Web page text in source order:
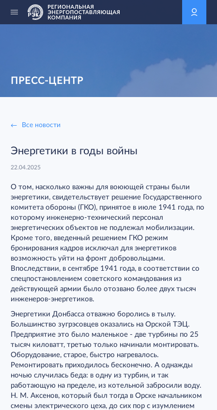
ПРЕСС-ЦЕНТР
Все новости
Энергетики в годы войны
22.04.2025
О том, насколько важны для воюющей страны были
энергетики, свидетельствует решение Государственного
комитета обороны (ГКО), принятое в июле 1941 года, по
которому инженерно-технический персонал
энергетических объектов не подлежал мобилизации.
Кроме того, введенный решением ГКО режим
бронирования кадров исключал для энергетиков
возможность уйти на фронт добровольцами.
Впоследствии, в сентябре 1941 года, в соответствии со
спецпостановлением советского командования из
действующей армии было отозвано более двух тысяч
инженеров-энергетиков.
Энергетики Донбасса отважно боролись в тылу.
Большинство зугрэсовцев оказались на Орской ТЭЦ.
Предприятие это было маленькое - две турбины по 25
тысяч киловатт, третью только начинали монтировать.
Оборудование, старое, быстро нагревалось.
Ремонтировать приходилось бесконечно. А однажды
ночью случилась беда: в одну из турбин, и так
работающую на пределе, из котельной забросили воду.
Н. М. Аксенов, который был тогда в Орске начальником
смены электрического цеха, до сих пор с изумлением